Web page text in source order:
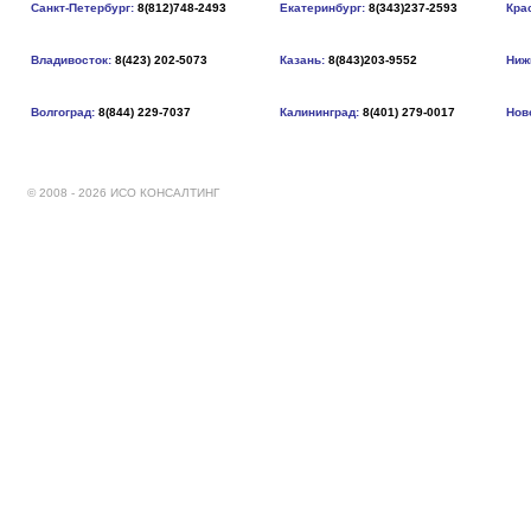
Санкт-Петербург: 8(812)748-2493 Екатеринбург: 8(343)237-2593
Владивосток: 8(423) 202-5073 Казань: 8(843)203-9552
Волгоград: 8(844) 229-7037 Калининград: 8(401) 279-0017
© 2008 - 2026 ИСО КОНСАЛТИНГ